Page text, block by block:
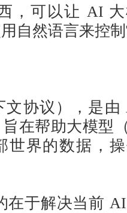
，可以让 AI
自然语言来控
文协议），是由
在帮助大模型
世界的数据，
在于解决当前